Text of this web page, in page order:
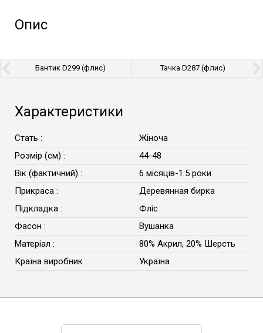
Опис
Тачка D287 (флис)
Бантик D299 (флис)
Характеристики
Стать :
Жіноча
Розмір (см) :
44-48
Вік (фактичний) :
6 місяців-1.5 роки
Прикраса :
Деревянная бирка
Підкладка :
Фліс
Фасон :
Вушанка
Матеріал :
80% Акрил, 20% Шерсть
Країна виробник :
Україна